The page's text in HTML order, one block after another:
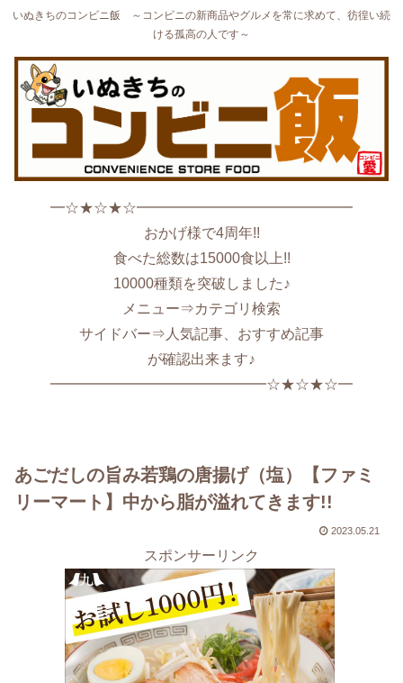
いぬきちのコンビニ飯 ～コンビニの新商品やグルメを常に求めて、彷徨い続
ける孤高の人です～
━☆★☆★☆━━━━━━━━━━━━━━━
おかげ様で4周年!!
食べた総数は15000食以上!!
10000種類を突破しました♪
メニュー⇒カテゴリ検索
サイドバー⇒人気記事、おすすめ記事
が確認出来ます♪
━━━━━━━━━━━━━━━☆★☆★☆━
あごだしの旨み若鶏の唐揚げ（塩）【ファミ
リーマート】中から脂が溢れてきます!!
2023.05.21
スポンサーリンク